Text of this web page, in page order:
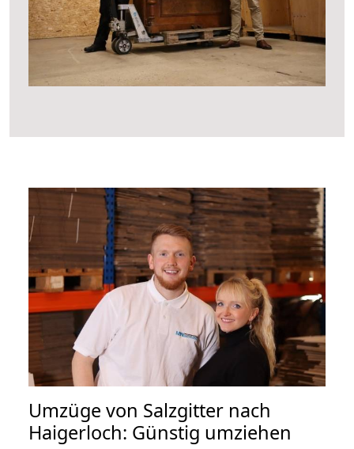
Umzüge von Salzgitter nach
Haigerloch: Günstig umziehen